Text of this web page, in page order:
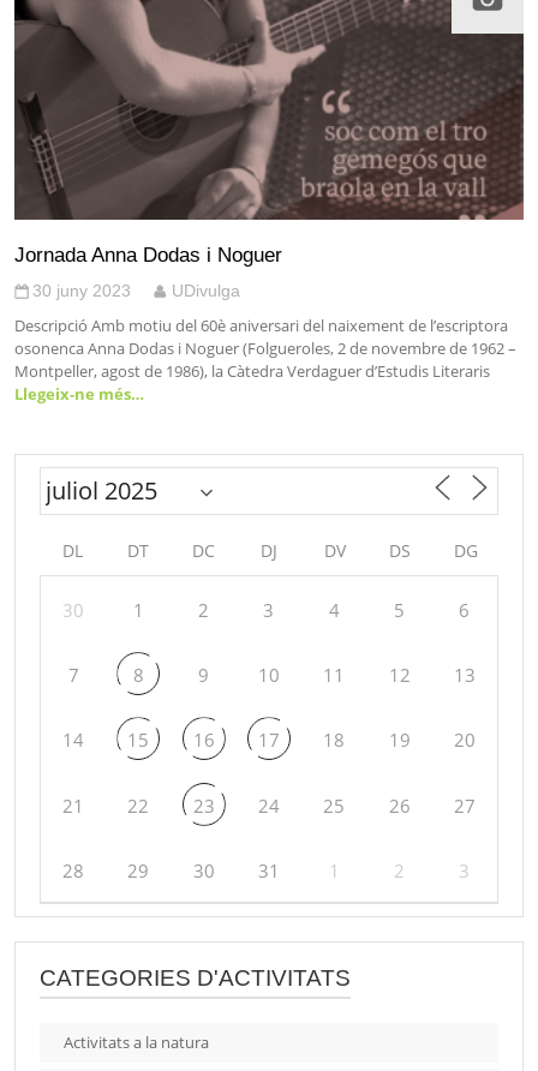
Jornada Anna Dodas i Noguer
30 juny 2023 UDivulga
Descripció Amb motiu del 60è aniversari del naixement de l’escriptora
osonenca Anna Dodas i Noguer (Folgueroles, 2 de novembre de 1962 –
Montpeller, agost de 1986), la Càtedra Verdaguer d’Estudis Literaris
Llegeix-ne més…
DL DT DC DJ DV DS DG
30 1 2 3 4 5 6
7 8 9 10 11 12 13
14 15 16 17 18 19 20
21 22 23 24 25 26 27
28 29 30 31 1 2 3
CATEGORIES D'ACTIVITATS
Activitats a la natura